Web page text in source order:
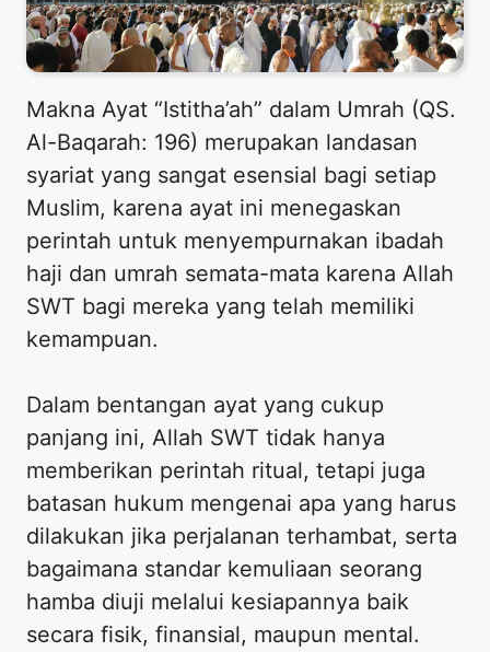
Makna Ayat “Istitha’ah” dalam Umrah (QS.
Al-Baqarah: 196) merupakan landasan
syariat yang sangat esensial bagi setiap
Muslim, karena ayat ini menegaskan
perintah untuk menyempurnakan ibadah
haji dan umrah semata-mata karena Allah
SWT bagi mereka yang telah memiliki
kemampuan.
Dalam bentangan ayat yang cukup
panjang ini, Allah SWT tidak hanya
memberikan perintah ritual, tetapi juga
batasan hukum mengenai apa yang harus
dilakukan jika perjalanan terhambat, serta
bagaimana standar kemuliaan seorang
hamba diuji melalui kesiapannya baik
secara fisik, finansial, maupun mental.